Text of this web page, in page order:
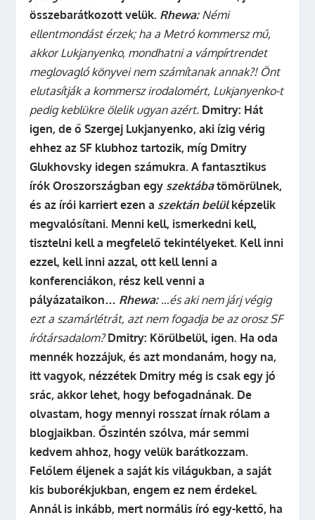
összebarátkozott velük. Rhewa:Némi
ellentmondást érzek; ha a Metró kommersz mű,
akkor Lukjanyenko, mondhatni a vámpírtrendet
meglovagló könyvei nem számítanak annak?! Önt
elutasítják a kommersz irodalomért, Lukjanyenko-t
pedig keblükre ölelik ugyan azért. Dmitry: Hát
igen, de ő Szergej Lukjanyenko, aki ízig vérig
ehhez az SF klubhoz tartozik, míg Dmitry
Glukhovsky idegen számukra. A fantasztikus
írók Oroszországban egy szektábatömörülnek,
és az írói karriert ezen a szektán belülképzelik
megvalósítani. Menni kell, ismerkedni kell,
tisztelni kell a megfelelő tekintélyeket. Kell inni
ezzel, kell inni azzal, ott kell lenni a
konferenciákon, rész kell venni a
pályázataikon… Rhewa:…és aki nem járj végig
ezt a szamárlétrát, azt nem fogadja be az orosz SF
írótársadalom? Dmitry: Körülbelül, igen. Ha oda
mennék hozzájuk, és azt mondanám, hogy na,
itt vagyok, nézzétek Dmitry még is csak egy jó
srác, akkor lehet, hogy befogadnának. De
olvastam, hogy mennyi rosszat írnak rólam a
blogjaikban. Őszintén szólva, már semmi
kedvem ahhoz, hogy velük barátkozzam.
Felőlem éljenek a saját kis világukban, a saját
kis buborékjukban, engem ez nem érdekel.
Annál is inkább, mert normális író egy-kettő, ha